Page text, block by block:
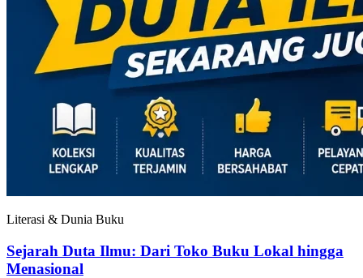
Literasi & Dunia Buku
Sejarah Duta Ilmu: Dari Toko Buku Lokal hingga
Menasional